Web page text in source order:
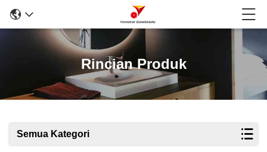
Rincian Produk
Semua Kategori